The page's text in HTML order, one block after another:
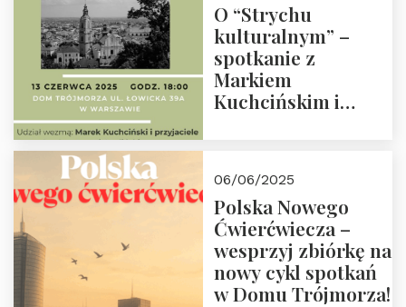
O “Strychu
kulturalnym” –
spotkanie z
Markiem
Kuchcińskim i
18:00
06/06/2025
Polska Nowego
Ćwierćwiecza –
wesprzyj zbiórkę na
nowy cykl spotkań
w Domu Trójmorza!